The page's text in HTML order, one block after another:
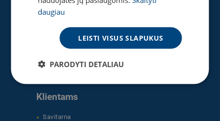
Tinklaraštis
Greičio matuoklė
Klientams
Savitarna
daugiau
LEISTI VISUS SLAPUKUS
PARODYTI DETALIAU